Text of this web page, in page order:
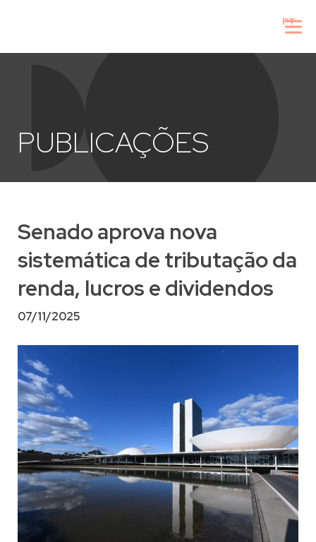
PT
PUBLICAÇÕES
Senado aprova nova
sistemática de tributação da
renda, lucros e dividendos
07/11/2025